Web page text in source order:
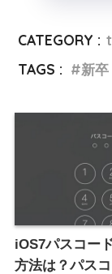
CATEGORY :
TAGS :
新卒
iOS7パスコー
方法は？パス